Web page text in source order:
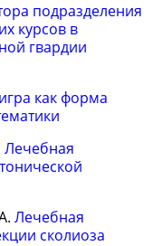
подразделения
курсов в
гвардии
как форма
Лечебная
Лечебная
сколиоза